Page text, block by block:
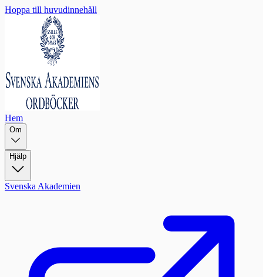
Hoppa till huvudinnehåll
Hem
Om
Hjälp
Svenska Akademien